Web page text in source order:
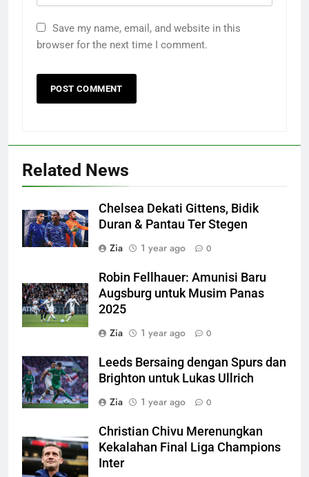
Save my name, email, and website in this
browser for the next time I comment.
Related News
Chelsea Dekati Gittens, Bidik
Duran & Pantau Ter Stegen
Zia
1 year ago 0
Robin Fellhauer: Amunisi Baru
Augsburg untuk Musim Panas
2025
Zia
1 year ago 0
Leeds Bersaing dengan Spurs dan
Brighton untuk Lukas Ullrich
Zia
1 year ago 0
Christian Chivu Merenungkan
Kekalahan Final Liga Champions
Inter